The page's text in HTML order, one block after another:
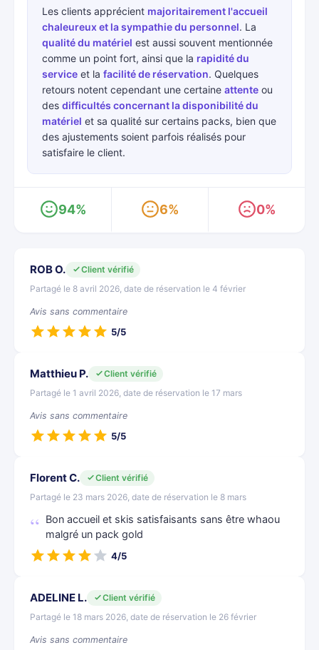
Les clients apprécient majoritairement l'accueil
chaleureux et la sympathie du personnel. La
qualité du matériel est aussi souvent mentionnée
comme un point fort, ainsi que la rapidité du
service et la facilité de réservation. Quelques
retours notent cependant une certaine attente ou
des difficultés concernant la disponibilité du
matériel et sa qualité sur certains packs, bien que
des ajustements soient parfois réalisés pour
satisfaire le client.
94% 6% 0%
ROB O.
Client vérifié
Partagé le 8 avril 2026, date de réservation le 4 février
Avis sans commentaire
5/5
Matthieu P.
Client vérifié
Partagé le 1 avril 2026, date de réservation le 17 mars
Avis sans commentaire
5/5
Florent C.
Client vérifié
Partagé le 23 mars 2026, date de réservation le 8 mars
Bon accueil et skis satisfaisants sans être whaou
malgré un pack gold
4/5
ADELINE L.
Client vérifié
Partagé le 18 mars 2026, date de réservation le 26 février
Avis sans commentaire